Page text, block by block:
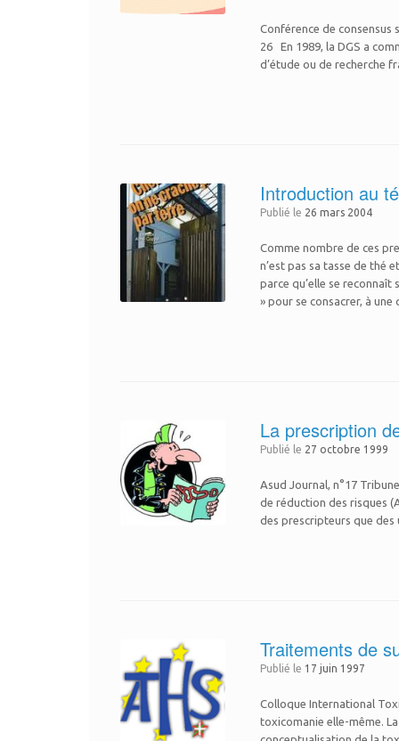
Conférence de
26 En 1989, la DGS a
d’étude ou de recherche
Introduction au
Publié le 26 mars 2004
Comme nombre de ces
n’est pas sa tasse de thé
parce qu’elle se reconnaît
» pour se consacrer, à
La prescription
Publié le 27 octobre 1999
Asud Journal, n°17
de réduction des risques
des prescripteurs que
Traitements de
Publié le 17 juin 1997
Colloque International
toxicomanie elle-même.